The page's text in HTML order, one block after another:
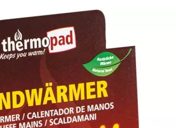
Auf Lager:
Wintersport: Zubehör
Thermopad multi
Thermopad
Produkt bewerten
Zubehörtyp:Handwärmer
Sportart:Ski Snowboard